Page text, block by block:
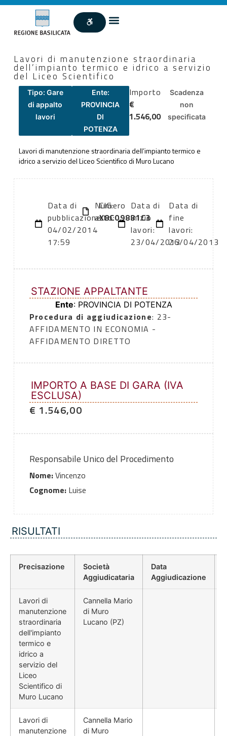
Lavori di manutenzione straordinaria
dell’impianto termico e idrico a servizio
del Liceo Scientifico
Tipo: Gare
di appalto
lavori
Ente:
PROVINCIA
DI
POTENZA
Importo
€
1.546,00
Scadenza
non
specificata
Lavori di manutenzione straordinaria dell’impianto termico e
idrico a servizio del Liceo Scientifico di Muro Lucano
Data di
pubblicazione:
04/02/2014
17:59
Numero
atto:
CIG:
X8C09881C3
Data di
inizio
lavori:
23/04/2013
Data di
fine
lavori:
26/04/2013
STAZIONE APPALTANTE
Ente: PROVINCIA DI POTENZA
Procedura di aggiudicazione: 23-
AFFIDAMENTO IN ECONOMIA -
AFFIDAMENTO DIRETTO
IMPORTO A BASE DI GARA (IVA
ESCLUSA)
€ 1.546,00
Responsabile Unico del Procedimento
Nome:Vincenzo
Cognome:Luise
RISULTATI
Precisazione
Società
Aggiudicataria
Data
Aggiudicazione
Lavori di
manutenzione
straordinaria
dell'impianto
termico e
idrico a
servizio del
Liceo
Scientifico di
Muro Lucano
Cannella Mario
di Muro
Lucano (PZ)
Lavori di
manutenzione
Cannella Mario
di Muro